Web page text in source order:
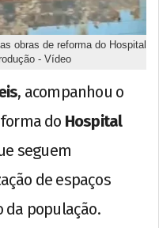
obras de reforma do Hospital
- Vídeo
, acompanhou o
do Hospital
seguem
de espaços
população.